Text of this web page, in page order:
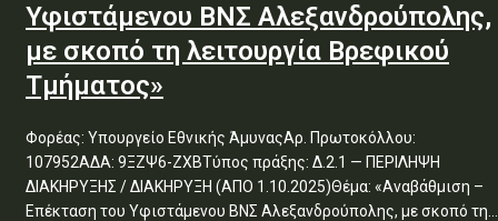
Υφιστάμενου ΒΝΣ Αλεξανδρούπολης,
με σκοπό τη λειτουργία Βρεφικού
Τμήματος»
Φορέας: Υπουργείο Εθνικής ΆμυναςΑρ. Πρωτοκόλλου:
107952ΑΔΑ: 9ΞΖΨ6-ΖΧΒΤύπος πράξης: Δ.2.1 — ΠΕΡΙΛΗΨΗ
ΔΙΑΚΗΡΥΞΗΣ / ΔΙΑΚΗΡΥΞΗ (ΑΠΟ 1.10.2025)Θέμα: «Αναβάθμιση –
Επέκταση του Υφιστάμενου ΒΝΣ Αλεξανδρούπολης, με σκοπό τη...